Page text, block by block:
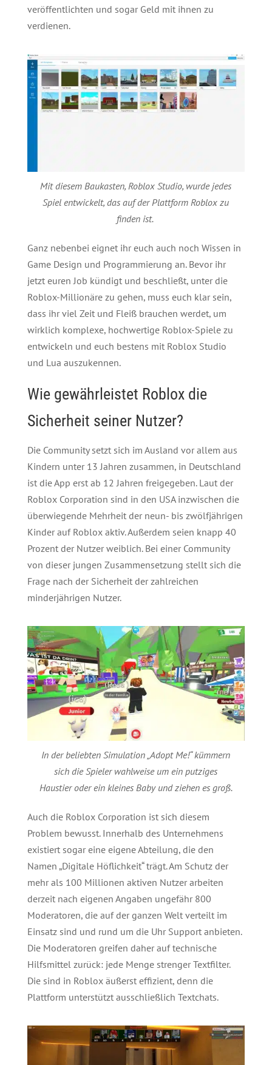
veröffentlichten und sogar Geld mit ihnen zu
verdienen.
Mit diesem Baukasten, Roblox Studio, wurde jedes
Spiel entwickelt, das auf der Plattform Roblox zu
finden ist.
Ganz nebenbei eignet ihr euch auch noch Wissen in
Game Design und Programmierung an. Bevor ihr
jetzt euren Job kündigt und beschließt, unter die
Roblox-Millionäre zu gehen, muss euch klar sein,
dass ihr viel Zeit und Fleiß brauchen werdet, um
wirklich komplexe, hochwertige Roblox-Spiele zu
entwickeln und euch bestens mit Roblox Studio
und Lua auszukennen.
Wie gewährleistet Roblox die
Sicherheit seiner Nutzer?
Die Community setzt sich im Ausland vor allem aus
Kindern unter 13 Jahren zusammen, in Deutschland
ist die App erst ab 12 Jahren freigegeben. Laut der
Roblox Corporation sind in den USA inzwischen die
überwiegende Mehrheit der neun- bis zwölfjährigen
Kinder auf Roblox aktiv. Außerdem seien knapp 40
Prozent der Nutzer weiblich. Bei einer Community
von dieser jungen Zusammensetzung stellt sich die
Frage nach der Sicherheit der zahlreichen
minderjährigen Nutzer.
In der beliebten Simulation „Adopt Me!“ kümmern
sich die Spieler wahlweise um ein putziges
Haustier oder ein kleines Baby und ziehen es groß.
Auch die Roblox Corporation ist sich diesem
Problem bewusst. Innerhalb des Unternehmens
existiert sogar eine eigene Abteilung, die den
Namen „Digitale Höflichkeit“ trägt. Am Schutz der
mehr als 100 Millionen aktiven Nutzer arbeiten
derzeit nach eigenen Angaben ungefähr 800
Moderatoren, die auf der ganzen Welt verteilt im
Einsatz sind und rund um die Uhr Support anbieten.
Die Moderatoren greifen daher auf technische
Hilfsmittel zurück: jede Menge strenger Textfilter.
Die sind in Roblox äußerst effizient, denn die
Plattform unterstützt ausschließlich Textchats.